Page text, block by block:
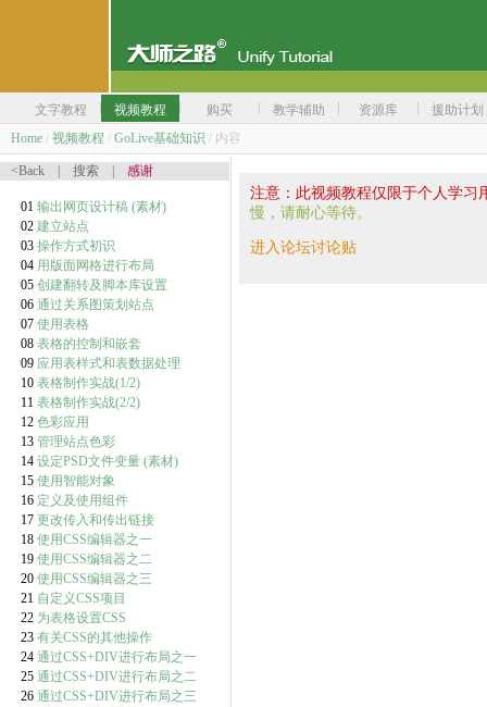
文字教程 视频教程 购买 教学辅助 资源库
援助计划
Home / 视频教程 / GoLive基础知识 / 内容
<Back 搜索 感谢
01 输出网页设计稿 (素材)
02 建立站点
03 操作方式初识
04 用版面网格进行布局
05 创建翻转及脚本库设置
06 通过关系图策划站点
07 使用表格
08 表格的控制和嵌套
09 应用表样式和表数据处理
10 表格制作实战(1/2)
11 表格制作实战(2/2)
12 色彩应用
13 管理站点色彩
14 设定PSD文件变量 (素材)
15 使用智能对象
16 定义及使用组件
17 更改传入和传出链接
18 使用CSS编辑器之一
19 使用CSS编辑器之二
20 使用CSS编辑器之三
21 自定义CSS项目
22 为表格设置CSS
23 有关CSS的其他操作
24 通过CSS+DIV进行布局之一
25 通过CSS+DIV进行布局之二
26 通过CSS+DIV进行布局之三
注意：此视频教程仅限于个人学
慢，请耐心等待。
进入论坛讨论贴